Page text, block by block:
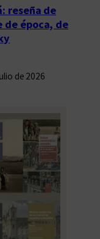
reseña de
de época, de
de 2026